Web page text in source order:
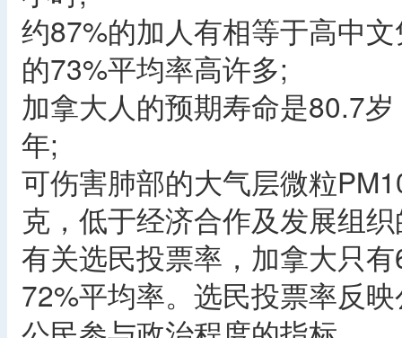
约87%的加人有相等于高中
的73%平均率高许多;
加拿大人的预期寿命是80.7
年;
可伤害肺部的大气层微粒
克，低于经济合作及发展组
有关选民投票率，加拿大只
72%平均率。选民投票率反